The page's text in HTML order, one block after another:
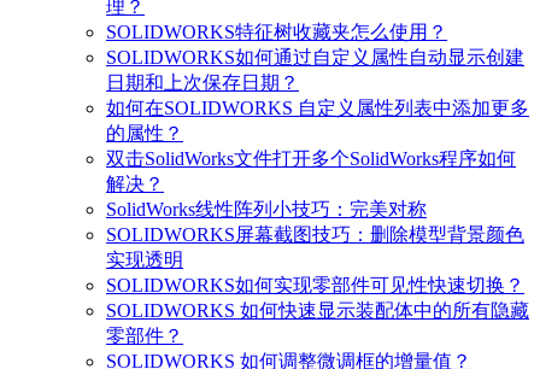
理？
SOLIDWORKS特征树收藏夹怎么使用？
SOLIDWORKS如何通过自定义属性自动显示创建
日期和上次保存日期？
如何在SOLIDWORKS 自定义属性列表中添加更多
的属性？
双击SolidWorks文件打开多个SolidWorks程序如何
解决？
SolidWorks线性阵列小技巧：完美对称
SOLIDWORKS屏幕截图技巧：删除模型背景颜色
实现透明
SOLIDWORKS如何实现零部件可见性快速切换？
SOLIDWORKS 如何快速显示装配体中的所有隐藏
零部件？
SOLIDWORKS 如何调整微调框的增量值？